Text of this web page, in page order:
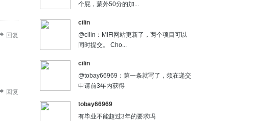
回复
回复
个屁，蒙外50分的加...
cilin
@cilin：MIFI网站更新了，两个项目可以
同时提交。 Cho...
cilin
@tobay66969：第一条就写了，须在递交
申请前3年内获得
tobay66969
有毕业不能超过3年的要求吗